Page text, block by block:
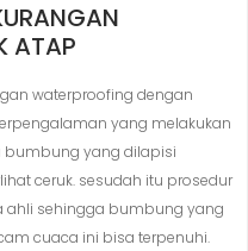
ATAP
waterproofing dengan
yang melakukan
bumbung yang dilapisi
ceruk. sesudah itu prosedur
ahli sehingga bumbung yang
cuaca ini bisa terpenuhi.